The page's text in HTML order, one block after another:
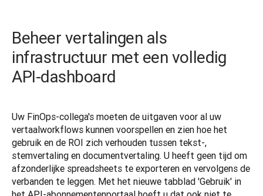
Beheer vertalingen als
infrastructuur met een volledig
API-dashboard
Uw FinOps-collega's moeten de uitgaven voor al uw
vertaalworkflows kunnen voorspellen en zien hoe het
gebruik en de ROI zich verhouden tussen tekst-,
stemvertaling en documentvertaling. U heeft geen tijd om
afzonderlijke spreadsheets te exporteren en vervolgens de
verbanden te leggen. Met het nieuwe tabblad 'Gebruik' in